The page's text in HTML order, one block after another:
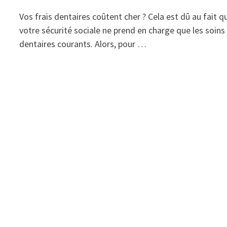
Vos frais dentaires coûtent cher ? Cela est dû au fait
votre sécurité sociale ne prend en charge que les soins
dentaires courants. Alors, pour …